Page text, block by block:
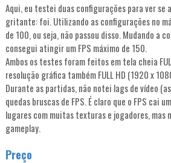
Aqui, eu testei duas configurações para ver
gritante: foi. Utilizando as configurações no
de 100, ou seja, não passou disso. Mudando a
consegui atingir um FPS máximo de 150.
Ambos os testes foram feitos em tela cheia
resolução gráfica também FULL HD (1920 x
Durante as partidas, não notei lags de vídeo
quedas bruscas de FPS. É claro que o FPS cai
lugares com muitas texturas e jogadores, mas
gameplay.
Preço